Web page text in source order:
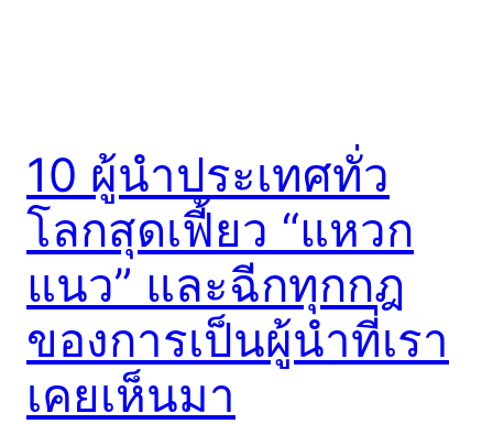
10 ผู้นำประเทศทั่ว
โลกสุดเฟี้ยว “แหวก
แนว” และฉีกทุกกฎ
ของการเป็นผู้นำที่เรา
เคยเห็นมา